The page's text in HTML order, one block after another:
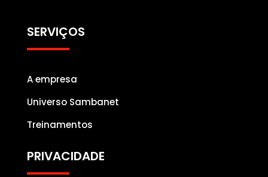
SERVIÇOS
A empresa
Universo Sambanet
Treinamentos
PRIVACIDADE